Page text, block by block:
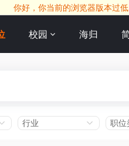
你好，你当前的浏览器版本过
校园 海归
行业 职位